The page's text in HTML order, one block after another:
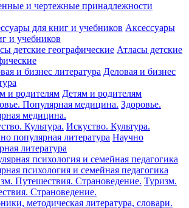
и чертежные принадлежности
Аксессуары
и учебников
Атласы детские
Деловая и бизнес
Детям и родителям
Здоровье.
медицина.
Искуство. Культура.
Научно
литература
психология и семейная педагогика
Туризм.
Страноведение.